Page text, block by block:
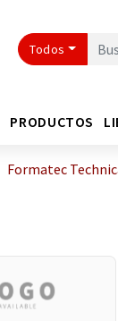
Todos
PRODUCTOS
Formatec